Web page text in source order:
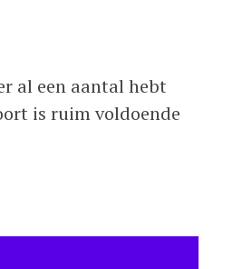
al een aantal hebt
is ruim voldoende